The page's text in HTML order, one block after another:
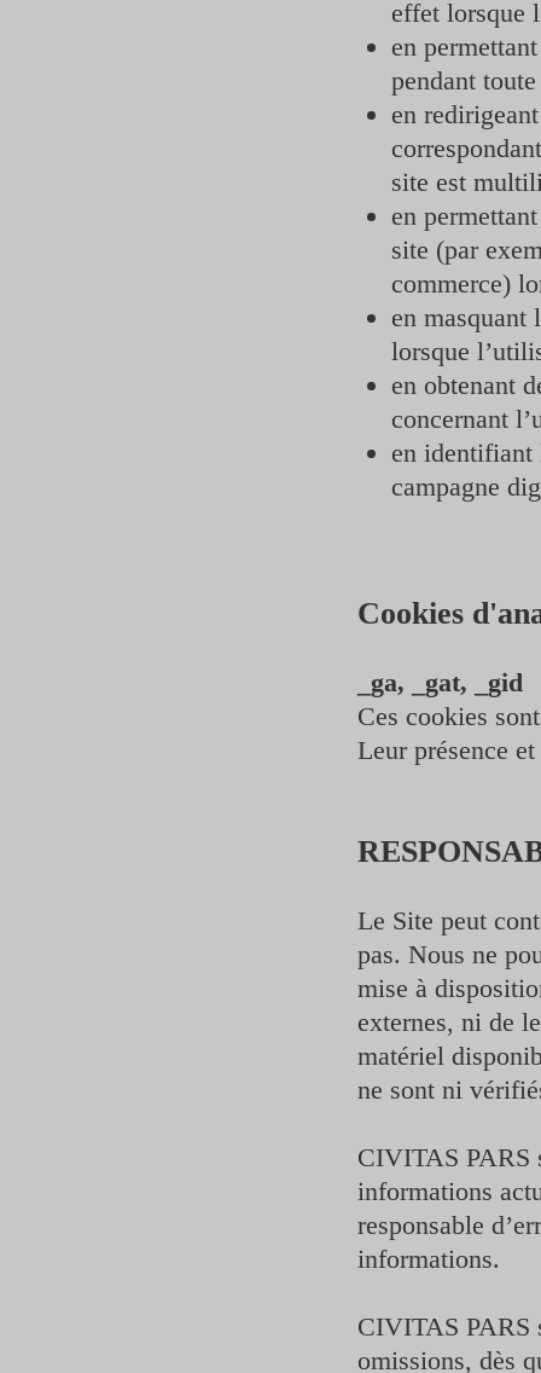
effet lorsque
en
pendant
en
site est
en
site (par
commerce)
en masquant
lorsque
en obtenant
concernant
en identifiant
campagne
Cookies
_ga, _gat, _gid
Ces cookies
Leur présence
Le Site peut
pas. Nous ne
mise à
externes, ni de
matériel
ne sont ni
CIVITAS PARS
informations
responsable
informations.
CIVITAS PARS
omissions, dès